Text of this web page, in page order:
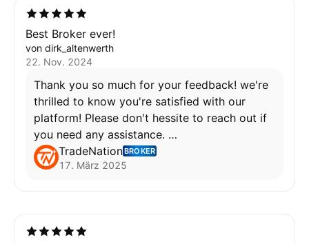
Best Broker ever!
von dirk_altenwerth
22. Nov. 2024
Thank you so much for your feedback! we're
thrilled to know you're satisfied with our
platform! Please don't hessite to reach out if
you need any assistance.
Wafa
TradeNationBROKER
17. März 2025